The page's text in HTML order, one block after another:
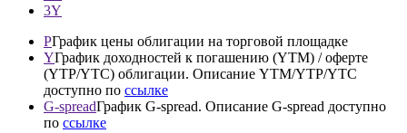
3Y
PГрафик цены облигации на торговой площадке
YГрафик доходностей к погашению (YTM) / оферте
(YTP/YTC) облигации. Описание YTM/YTP/YTC
доступно по ссылке
G-spreadГрафик G-spread. Описание G-spread доступно
по ссылке